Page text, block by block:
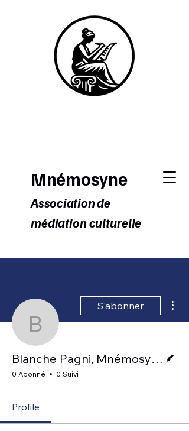
Mnémosyne
Association de
médiation culturelle
Blanche Pagni,
S'abonner
Blanche Pagni, Mnémosyne
0 Abonné 0 Suivi
Profile